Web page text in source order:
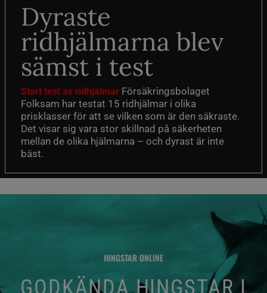
Dyraste
ridhjälmarna blev
sämst i test
Stort test av ridhjälmar Försäkringsbolaget
Folksam har testat 15 ridhjälmar i olika
prisklasser för att se vilken som är den säkraste.
Det visar sig vara stor skillnad på säkerheten
mellan de olika hjälmarna – och dyrast är inte
bäst.
HINGSTAR ONLINE
GODKÄNDA HINGSTAR I